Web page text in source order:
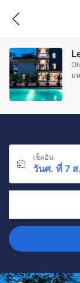
ม
เช็คอิน
วันศ. ที่ 7